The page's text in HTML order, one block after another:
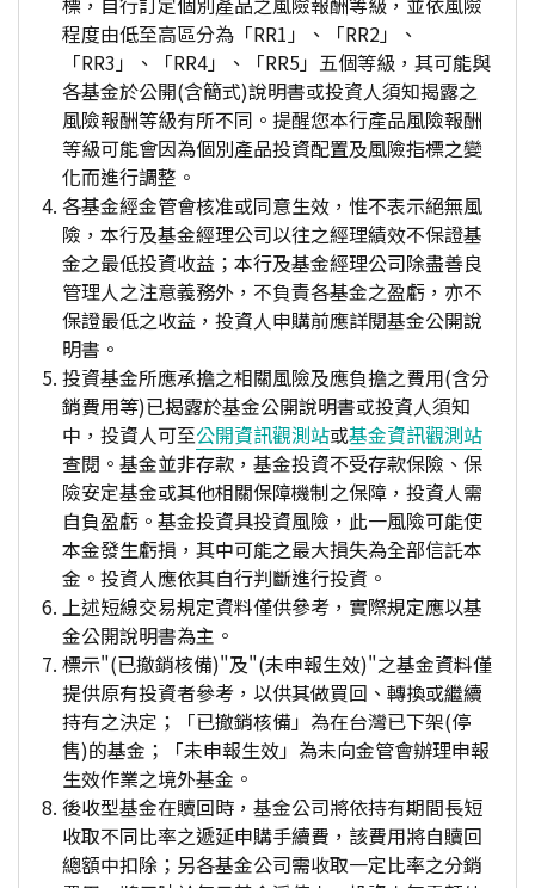
程度由低至高區分為「RR1」、「RR2」、
「RR3」、「RR4」、「RR5」五個等級，其可能與
各基金於公開(含簡式)說明書或投資人須知揭露之
風險報酬等級有所不同。提醒您本行產品風險報酬
等級可能會因為個別產品投資配置及風險指標之變
化而進行調整。
各基金經金管會核准或同意生效，惟不表示絕無風
險，本行及基金經理公司以往之經理績效不保證基
金之最低投資收益；本行及基金經理公司除盡善良
管理人之注意義務外，不負責各基金之盈虧，亦不
保證最低之收益，投資人申購前應詳閱基金公開說
明書。
投資基金所應承擔之相關風險及應負擔之費用(含分
銷費用等)已揭露於基金公開說明書或投資人須知
中，投資人可至公開資訊觀測站或基金資訊觀測站
查閱。基金並非存款，基金投資不受存款保險、保
險安定基金或其他相關保障機制之保障，投資人需
自負盈虧。基金投資具投資風險，此一風險可能使
本金發生虧損，其中可能之最大損失為全部信託本
金。投資人應依其自行判斷進行投資。
上述短線交易規定資料僅供參考，實際規定應以基
金公開說明書為主。
標示"(已撤銷核備)"及"(未申報生效)"之基金資料僅
提供原有投資者參考，以供其做買回、轉換或繼續
持有之決定；「已撤銷核備」為在台灣已下架(停
售)的基金；「未申報生效」為未向金管會辦理申報
生效作業之境外基金。
後收型基金在贖回時，基金公司將依持有期間長短
收取不同比率之遞延申購手續費，該費用將自贖回
總額中扣除；另各基金公司需收取一定比率之分銷